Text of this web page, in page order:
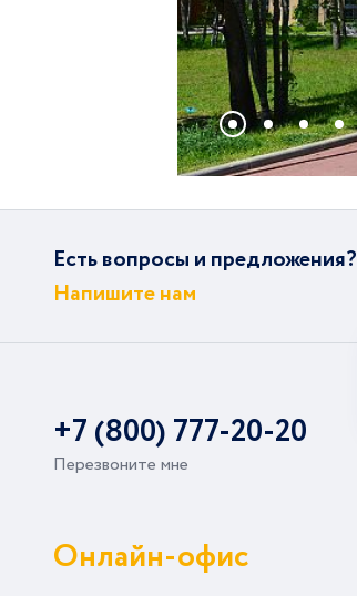
Есть вопросы и предложения?
Напишите нам
+7 (800) 777-20-20
Перезвоните мне
Онлайн-офис